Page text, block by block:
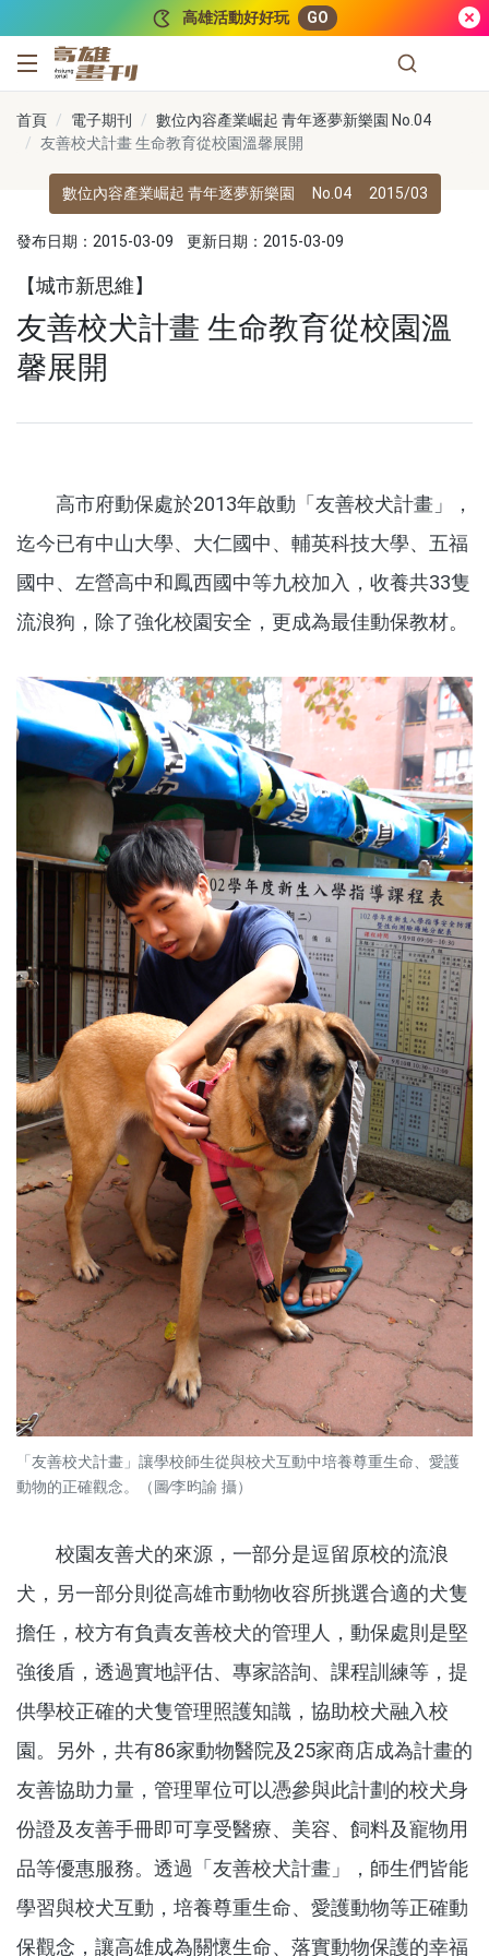
高雄活動好好玩 GO
高雄畫刊
首頁 電子期刊
數位內容產業崛起 青年逐夢新樂園 No.04
友善校犬計畫 生命教育從校園溫馨展開
數位內容產業崛起 青年逐夢新樂園 No.04 2015/03
發布日期：2015-03-09 更新日期：2015-03-09
【城市新思維】
友善校犬計畫 生命教育從校園溫
馨展開
高市府動保處於2013年啟動「友善校犬計畫」，
迄今已有中山大學、大仁國中、輔英科技大學、五福
國中、左營高中和鳳西國中等九校加入，收養共33隻
流浪狗，除了強化校園安全，更成為最佳動保教材。
「友善校犬計畫」讓學校師生從與校犬互動中培養尊重生命、愛護
動物的正確觀念。（圖∕李昀諭 攝）
校園友善犬的來源，一部分是逗留原校的流浪
犬，另一部分則從高雄市動物收容所挑選合適的犬隻
擔任，校方有負責友善校犬的管理人，動保處則是堅
強後盾，透過實地評估、專家諮詢、課程訓練等，提
供學校正確的犬隻管理照護知識，協助校犬融入校
園。另外，共有86家動物醫院及25家商店成為計畫的
友善協助力量，管理單位可以憑參與此計劃的校犬身
份證及友善手冊即可享受醫療、美容、飼料及寵物用
品等優惠服務。透過「友善校犬計畫」，師生們皆能
學習與校犬互動，培養尊重生命、愛護動物等正確動
保觀念，讓高雄成為關懷生命、落實動物保護的幸福